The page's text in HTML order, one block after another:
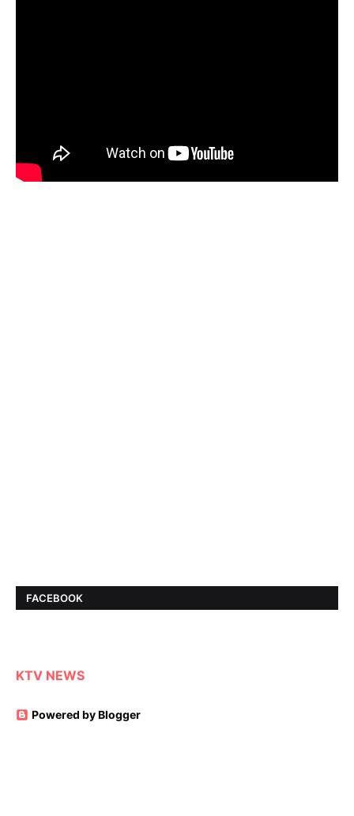
FACEBOOK
KTV NEWS
Powered by Blogger